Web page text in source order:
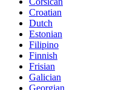
Croatian
Dutch
Estonian
Filipino
Finnish
Frisian
Galician